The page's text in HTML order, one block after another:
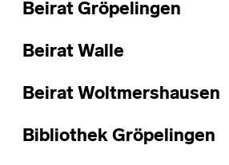
Beirat Gröpelingen
Beirat Walle
Beirat Woltmershausen
Bibliothek Gröpelingen